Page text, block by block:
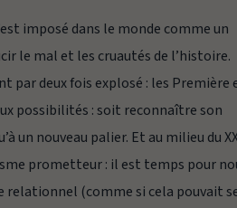
imposé dans le monde comme un
le mal et les cruautés de l’histoire.
par deux fois explosé : les Première
possibilités : soit reconnaître son
un nouveau palier. Et au milieu du
prometteur : il est temps pour
relationnel (comme si cela pouvait